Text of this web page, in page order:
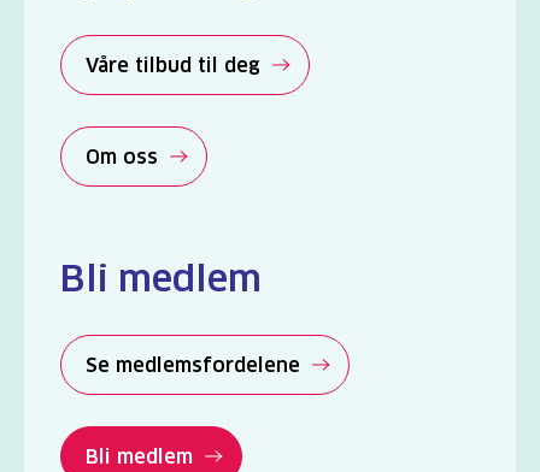
Våre tilbud til deg
Om oss
Bli medlem
Se medlemsfordelene
Bli medlem